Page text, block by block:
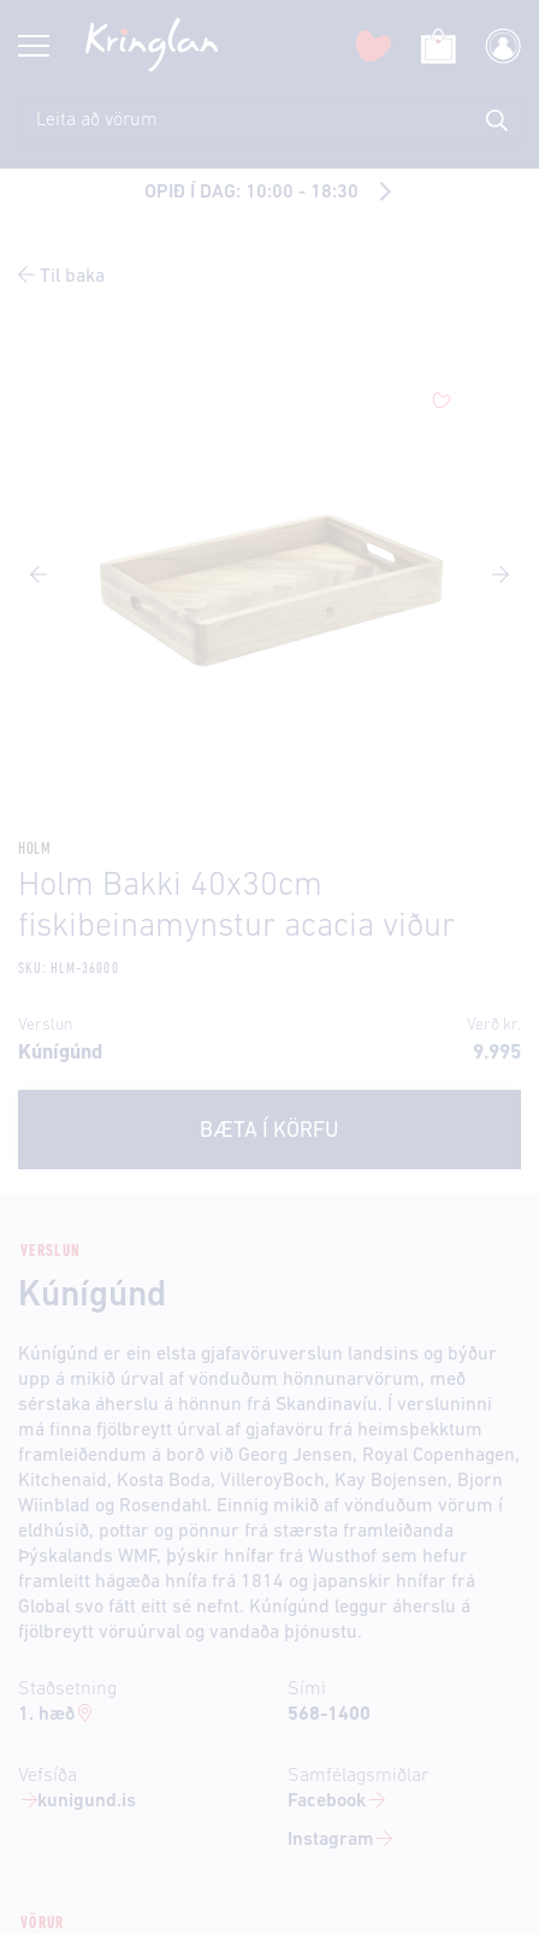
OPIÐ Í DAG: 10:00 - 18:30
Til baka
HOLM
Holm Bakki 40x30cm
fiskibeinamynstur acacia viður
SKU: HLM-36000
Verslun Verð kr.
Kúnígúnd 9.995
BÆTA Í KÖRFU
VERSLUN
Kúnígúnd
Kúnígúnd er ein elsta gjafavöruverslun landsins og býður
upp á mikið úrval af vönduðum hönnunarvörum, með
sérstaka áherslu á hönnun frá Skandinavíu. Í versluninni
má finna fjölbreytt úrval af gjafavöru frá heimsþekktum
framleiðendum á borð við Georg Jensen, Royal Copenhagen,
Kitchenaid, Kosta Boda, VilleroyBoch, Kay Bojensen, Bjorn
Wiinblad og Rosendahl. Einnig mikið af vönduðum vörum í
eldhúsið, pottar og pönnur frá stærsta framleiðanda
Þýskalands WMF, þýskir hnífar frá Wusthof sem hefur
framleitt hágæða hnífa frá 1814 og japanskir hnífar frá
Global svo fátt eitt sé nefnt. Kúnígúnd leggur áherslu á
fjölbreytt vöruúrval og vandaða þjónustu.
Staðsetning
1. hæð
Vefsíða
kunigund.is
Sími
568-1400
Samfélagsmiðlar
Facebook
Instagram
VÖRUR